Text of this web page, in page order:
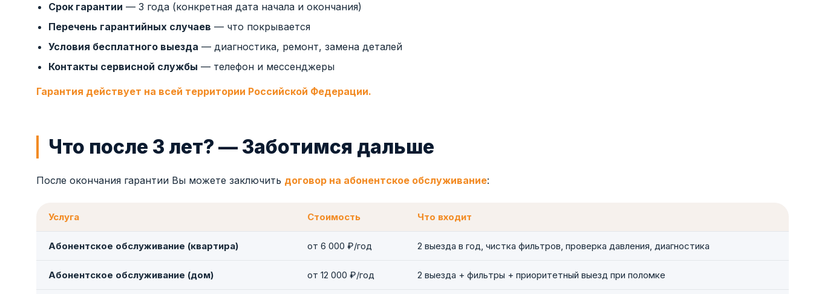
Срок гарантии — 3 года (конкретная дата начала и окончания)
Перечень гарантийных случаев — что покрывается
Условия бесплатного выезда — диагностика, ремонт, замена деталей
Контакты сервисной службы — телефон и мессенджеры
Гарантия действует на всей территории Российской Федерации.
Что после 3 лет? — Заботимся дальше
После окончания гарантии Вы можете заключить договор на абонентское обслуживание:
Услуга Стоимость Что входит
Абонентское обслуживание (квартира) от 6 000 ₽/год 2 выезда в год, чистка фильтров, проверка давления, диагностика
Абонентское обслуживание (дом) от 12 000 ₽/год 2 выезда + фильтры + приоритетный выезд при поломке